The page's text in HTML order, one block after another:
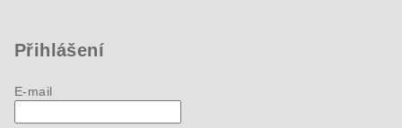
Přihlášení
E-mail